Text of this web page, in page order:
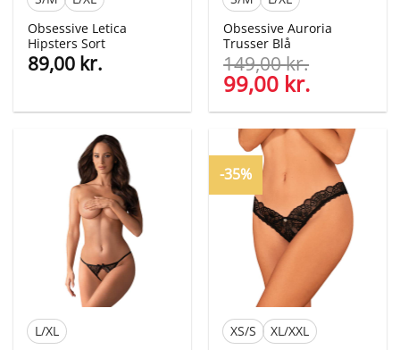
Obsessive Letica
Hipsters Sort
89,00 kr.
Obsessive Auroria
Trusser Blå
149,00kr.
Den
oprindelige
pris
var:
149,00 kr..
99,00 kr.
aktuelle
pris
er:
99,00 kr..
L/XL
-35%
XS/S
XL/XXL